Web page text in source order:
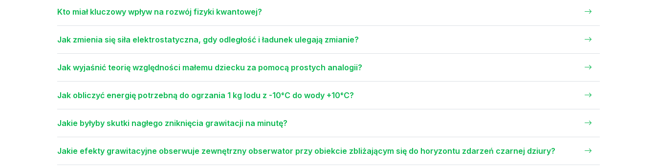
Kto miał kluczowy wpływ na rozwój fizyki kwantowej?
Jak zmienia się siła elektrostatyczna, gdy odległość i ładunek ulegają zmianie?
Jak wyjaśnić teorię względności małemu dziecku za pomocą prostych analogii?
Jak obliczyć energię potrzebną do ogrzania 1 kg lodu z -10°C do wody +10°C?
Jakie byłyby skutki nagłego zniknięcia grawitacji na minutę?
Jakie efekty grawitacyjne obserwuje zewnętrzny obserwator przy obiekcie zbliżającym się do horyzontu zdarzeń czarnej dziury?